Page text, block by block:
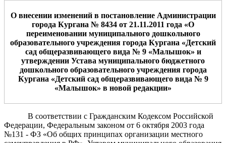
О внесении изменений в постановление Администрации
города Кургана № 8434 от 21.11.2011 года «О
переименовании муниципального дошкольного
образовательного учреждения города Кургана «Детский
сад общеразвивающего вида № 9«Малышок» и
утверждении Устава муниципального бюджетного
дошкольного образовательного учреждения города
Кургана «Детский сад общеразвивающего вида № 9
«Малышок» в новой редакции»
В соответствии с Гражданским Кодексом Российской
Федерации, Федеральным законом от 6 октября 2003 года
№131 - ФЗ «Об общих принципах организации местного